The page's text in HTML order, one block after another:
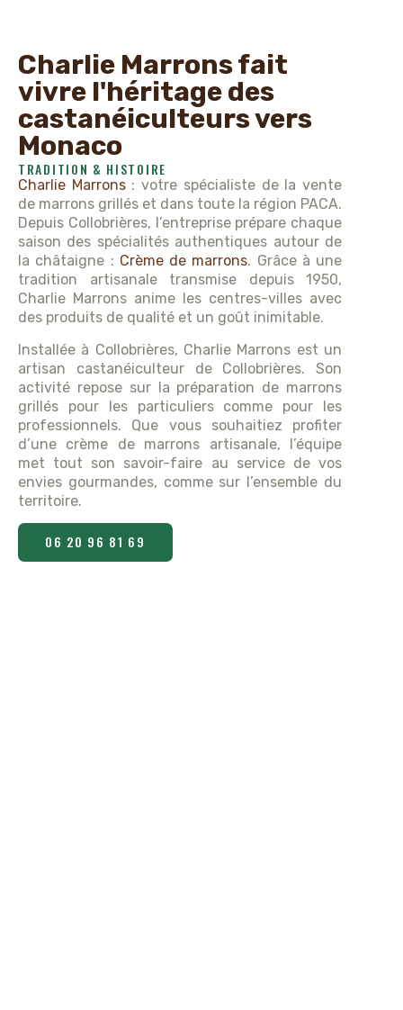
Charlie Marrons fait
vivre l'héritage des
castanéiculteurs vers
Monaco
TRADITION & HISTOIRE
Charlie Marrons: votre spécialiste de la vente
de marrons grillés et dans toute la région PACA.
Depuis Collobrières, l’entreprise prépare chaque
saison des spécialités authentiques autour de
la châtaigne : Crème de marrons. Grâce à une
tradition artisanale transmise depuis 1950,
Charlie Marrons anime les centres-villes avec
des produits de qualité et un goût inimitable.
Installée à Collobrières, Charlie Marrons est un
artisan castanéiculteur de Collobrières. Son
activité repose sur la préparation de marrons
grillés pour les particuliers comme pour les
professionnels. Que vous souhaitiez profiter
d’une crème de marrons artisanale, l’équipe
met tout son savoir-faire au service de vos
envies gourmandes, comme sur l’ensemble du
territoire.
06 20 96 81 69